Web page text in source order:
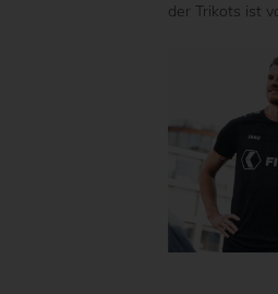
der Trikots ist